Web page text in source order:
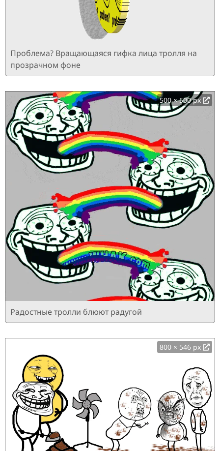
Проблема? Вращающаяся гифка лица тролля на
прозрачном фоне
500 × 500 px
Радостные тролли блюют радугой
800 × 546 px